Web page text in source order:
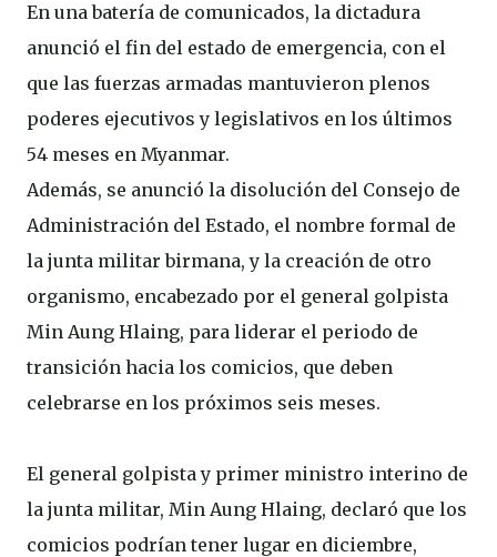
En una batería de comunicados, la dictadura
anunció el fin del estado de emergencia, con el
que las fuerzas armadas mantuvieron plenos
poderes ejecutivos y legislativos en los últimos
54 meses en Myanmar.
Además, se anunció la disolución del Consejo de
Administración del Estado, el nombre formal de
la junta militar birmana, y la creación de otro
organismo, encabezado por el general golpista
Min Aung Hlaing, para liderar el periodo de
transición hacia los comicios, que deben
celebrarse en los próximos seis meses.
El general golpista y primer ministro interino de
la junta militar, Min Aung Hlaing, declaró que los
comicios podrían tener lugar en diciembre,